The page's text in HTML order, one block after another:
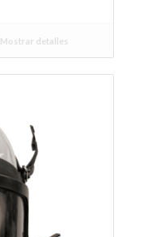
Mostrar detalles